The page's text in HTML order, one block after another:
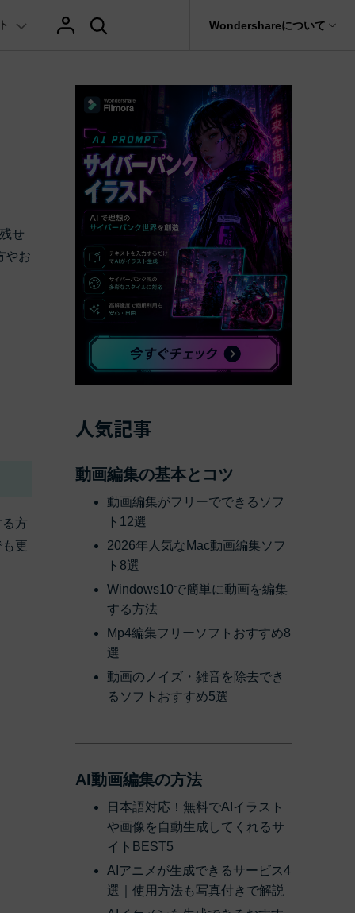
元・バックアップ
・ファイル修復ソフト
データ転送ソフト
法人様向けお問い合わせ窓口
Wondershareについて
サポートセンター
データ復元・転送
Dr.Fone
Recoverit
サポート Wondershareについて
テキスト
テキスト挿入
テキスト読み上げ(TTS)
自動字幕起こし(STT)
テキストアニメーション
オートキャプション NEW
アセット
動画エフェクト
テンプレートプリセット
AIポートレート
Boris FX
NewBlue FX
& AI機能
音声生成ツール
AIイラストや画像生成サイト
AI絵自動生成ツール
AI画像生成ツール
AIアップスケーリングビデオ
動画マーケティング
プレゼンテーション動画
TikTok広告動画
ドショー作成関連知識 NEW
ムービー作成テクニック
使えるエフェクト素材おすすめ
動画の関連知識
リエーティビティーに関する記事
Filmora動画講座
Filmora 101ガイド
Filmoraラーニング・セ
Filmora基本動画チュー
Filmoraの使い方とコツ
YouTube公式チャンネル
ブランド紹介
レビュー
Filmoraのニュースとレビューについて詳し
く見る
協業実績
Filmora製品や、公式キャラクターとのコラ
せ
やお
方
更
人気記事
動画編集の基本とコツ
動画編集がフリーでできるソフ
ト12選
2026年人気なMac動画編集ソフ
ト8選
Windows10で簡単に動画を編集
する方法
Mp4編集フリーソフトおすすめ8
選
動画のノイズ・雑音を除去でき
るソフトおすすめ5選
AI動画編集の方法
日本語対応！無料でAIイラスト
や画像を自動生成してくれるサ
イトBEST5
AIアニメが生成できるサービス4
選｜使用方法も写真付きで解説